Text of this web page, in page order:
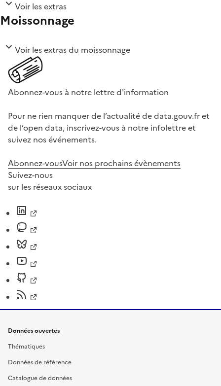
Voir les extras
Moissonnage
Voir les extras du moissonnage
Abonnez-vous à notre lettre d'information
Pour ne rien manquer de l’actualité de data.gouv.fr et
de l’open data, inscrivez-vous à notre infolettre et
suivez nos événements.
Abonnez-vousVoir nos prochains évènements
Suivez-nous
sur les réseaux sociaux
Données ouvertes
Thématiques
Données de référence
Catalogue de données